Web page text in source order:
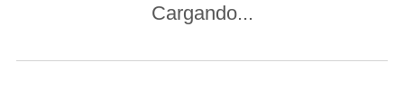
Cargando...